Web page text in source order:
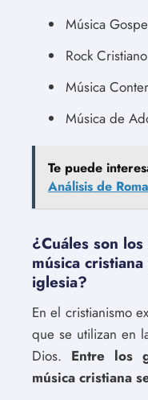
Música
Rock Cristiano
Música
Música de
Te puede
Análisis de
¿Cuáles son
música
iglesia?
En el cristianismo
que se utilizan en
Dios. Entre los
música cristiana